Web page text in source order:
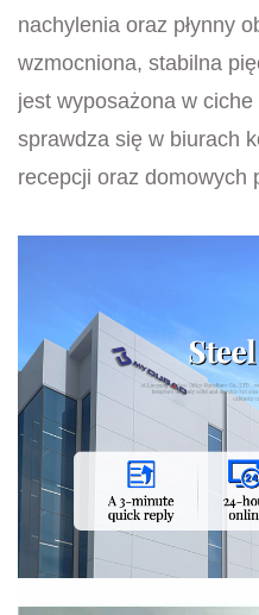
nachylenia oraz płynny
wzmocniona, stabilna
jest wyposażona w ciche
sprawdza się w biurach
recepcji oraz domowych